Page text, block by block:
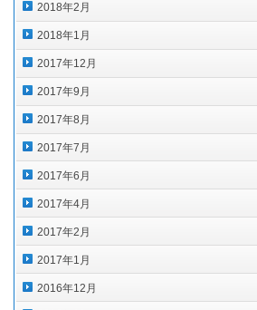
2018年2月
2018年1月
2017年12月
2017年9月
2017年8月
2017年7月
2017年6月
2017年4月
2017年2月
2017年1月
2016年12月